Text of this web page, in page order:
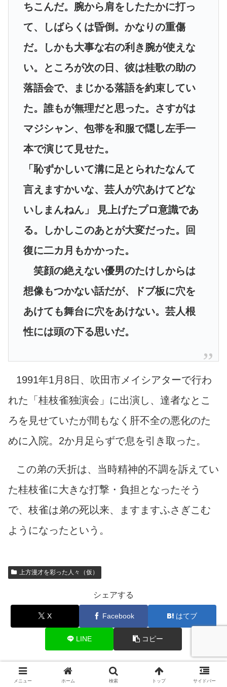
ちこんだ。腕から肩をしたたかに打っ
て、しばらくは昏倒。かなりの重傷
だ。しかも大事な右の利き腕が使えな
い。ところが次の日、彼は桂歌の助の
落語会で、まじかる落語を約束してい
た。誰もが無理だと思った。さすがは
マジシャン、包帯を和服で隠し左手一
本で演じて見せた。
「恥ずかしいて溝に足とられたなんて
言えますかいな、芸人が穴あけてどな
いしまんねん」 見上げたプロ意識であ
る。しかしこのあとが大変だった。回
復に二カ月もかかった。
笑顔の絶えない優男のたけしからは
想像もつかない話だが、ドブ板に穴を
あけても舞台に穴をあけない。芸人根
性には頭の下る思いだ。
1991年1月8日、吹田市メイシアターで行わ
れた「桂枝雀独演会」に出演し、達者なとこ
ろを見せていたが間もなく肝不全の悪化のた
めに入院。2か月足らずで息を引き取った。
この弟の夭折は、当時精神的不調を訴えてい
た桂枝雀に大きな打撃・負担となったそう
で、枝雀は弟の死以来、ますますふさぎこむ
ようになったという。
上方漫才を彩った人々（仮）
シェアする
X Facebook はてブ
LINE コピー
喜利彦山人をフォローする
メニュー ホーム 検索 トップ サイドバー